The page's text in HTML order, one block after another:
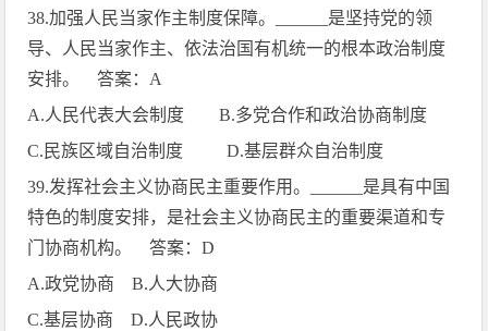
38.加强人民当家作主制度保障。
是坚持党的领
导、人民当家作主、依法治国有机统一的根本政治制度
安排。 答案： A
A.人民代表大会制度 B.多党合作和政治协商制度
C. 民族区域自治制度 D.基层群众自治制度
39.发挥社会主义协商民主重要作用。
是具有中国
特色的制度安排，是社会主义协商民主的重要渠道和专
门协商机构。 答案：D
A.政党协商 B.人大协商
C.基层协商 D.人民政协